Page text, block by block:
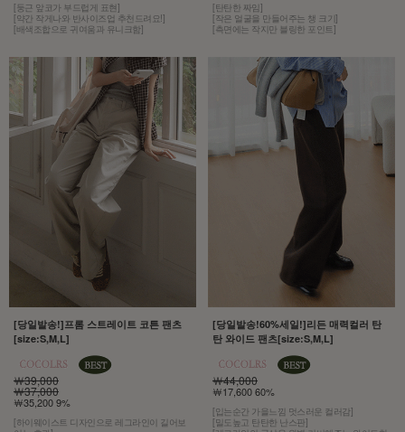
[둥근 앞코가 부드럽게 표현]
[약간 작게나와 반사이즈업 추천드려요!]
[배색조합으로 귀여움과 유니크함]
[탄탄한 짜임]
[작은 얼굴을 만들어주는 챙 크기]
[측면에는 작지만 블링한 포인트]
[당일발송!]프롬 스트레이트 코튼 팬츠
[size:S,M,L]
￦39,000
￦37,000
￦35,200 9%
[하이웨이스트 디자인으로 레그라인이 길어보
[당일발송!60%세일!]리든 매력컬러 탄
탄 와이드 팬츠[size:S,M,L]
￦44,000
￦17,600 60%
[입는순간 가을느낌 멋스러운 컬러감]
[밀도높고 탄탄한 난스판]